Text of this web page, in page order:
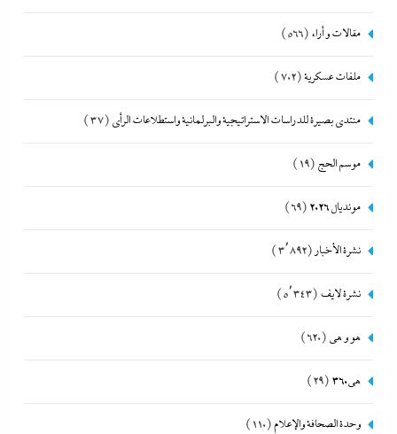
مقالات و أراء (566)
ملفات عسكرية(702)
منتدى بصيرة للدراسات الاستراتيجية والبرلمانية واستطلاعات الرأى (37)
موسم الحج (19)
مونديال 2026 (69)
نشرة الأخبار (3٬892)
نشرة لايف (5٬343)
هو و هي (620)
هى360 (29)
وحدة الصحافة والإعلام(110)